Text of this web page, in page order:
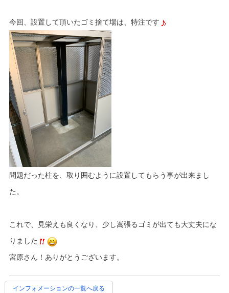
今回、設置して頂いたゴミ捨て場は、特注です
問題だった柱を、取り囲むように設置してもらう事が出来まし
た。
これで、見栄えも良くなり、少し嵩張るゴミが出ても大丈夫にな
りました
宮原さん！ありがとうございます。
インフォメーションの一覧へ戻る